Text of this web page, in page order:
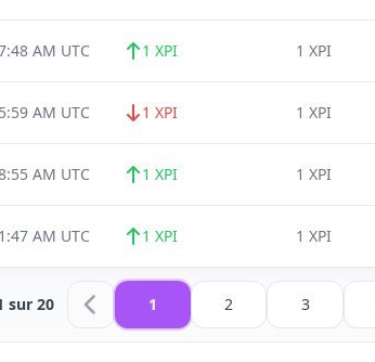
AM UTC 1 XPI 1 XPI
AM UTC 1 XPI 1 XPI
AM UTC 1 XPI 1 XPI
AM UTC 1 XPI 1 XPI
sur 20 1 2 3